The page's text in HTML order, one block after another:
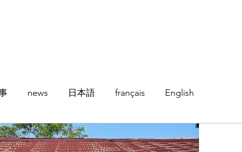
news 日本語 français English